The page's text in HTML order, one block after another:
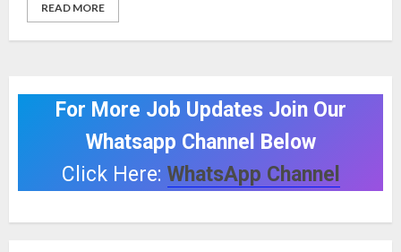
READ MORE
For More Job Updates Join Our
Whatsapp Channel Below
Click Here: WhatsApp Channel